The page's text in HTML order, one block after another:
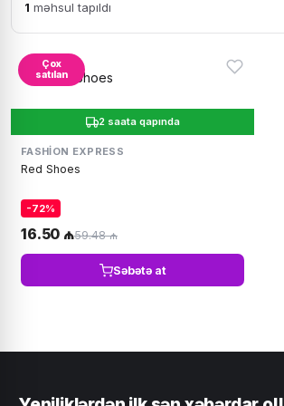
1 məhsul tapıldı
Çox
satılan
2 saata qapında
FASHION EXPRESS
Red Shoes
-72%
16.50 ₼59.48 ₼
Səbətə at